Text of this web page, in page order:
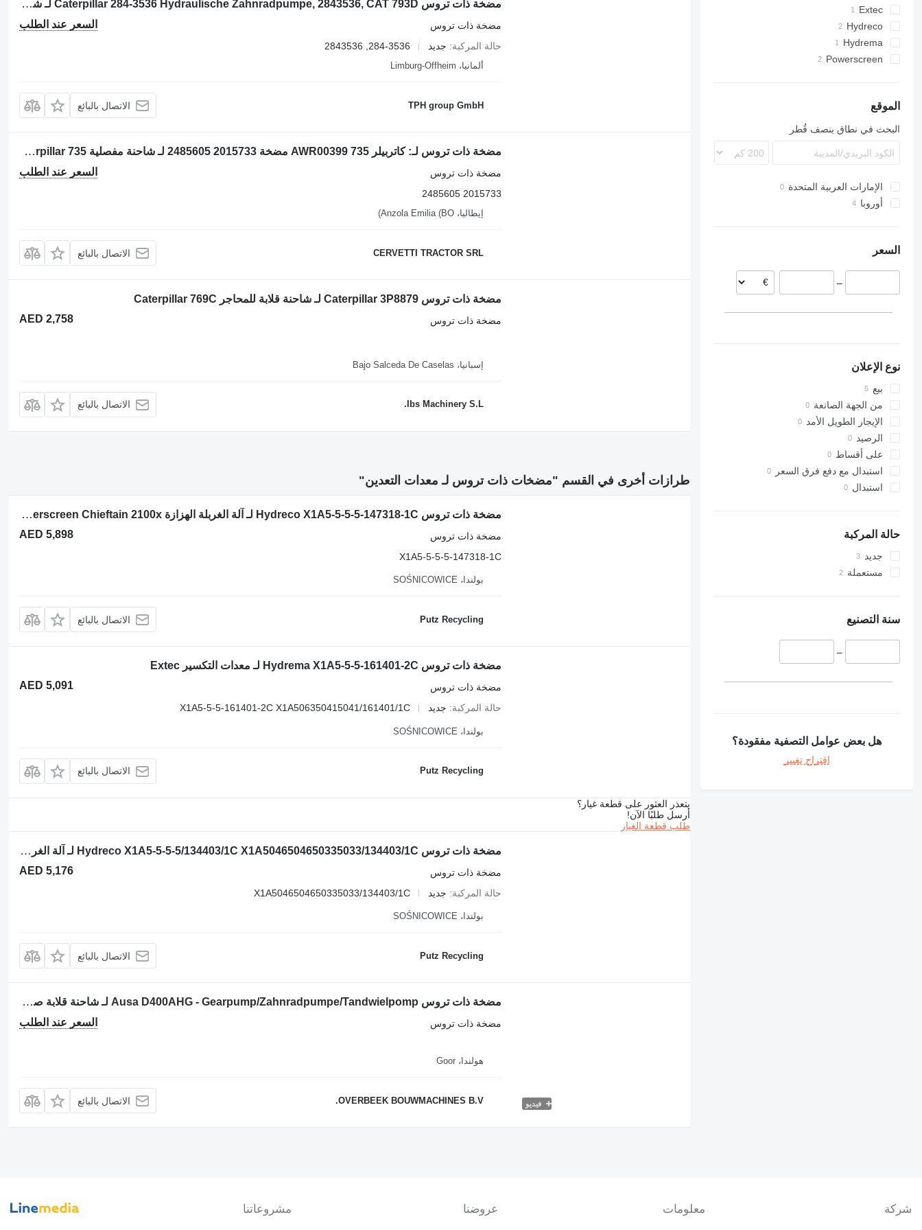
735
769
769C
Extec
Hydreco
Hydrema
Powerscreen
الموقع
البحث في نطاق بنصف قُطر
الإمارات العربية المتحدة
أوروبا
السعر
–
نوع الإعلان
بيع
من الجهة الصانعة
الإيجار الطويل الأمد
الرصيد
على أقساط
استبدال مع دفع فرق السعر
استبدال
حالة المركبة
جديد
مستعملة
سنة التصنيع
–
هل بعض عوامل التصفية مفقودة؟
اقتراح تغيير
مضخة ذات تروس Caterpillar 284-3536 Hydraulische Zahnradpumpe, 2843536, CAT 793D لـ شاحنة قلابة للمحاجر Caterpillar 793D
السعر عند الطلب
مضخة ذات تروس
حالة المركبة
جديد 284-3536, 2843536
ألمانيا، Limburg-Offheim
TPH group GmbH الاتصال بالبائع
مضخة ذات تروس لـ: كاتربيلر 735 AWR00399 مضخة 2015733 2485605 لـ شاحنة مفصلية Caterpillar 735
السعر عند الطلب
مضخة ذات تروس
2015733 2485605
إيطاليا، Anzola Emilia (BO)
CERVETTI TRACTOR SRL الاتصال بالبائع
مضخة ذات تروس Caterpillar 3P8879 لـ شاحنة قلابة للمحاجر Caterpillar 769C
AED 2,758
مضخة ذات تروس
إسبانيا، Bajo Salceda De Caselas
Ibs Machinery S.L. الاتصال بالبائع
طرازات أخرى في القسم "مضخات ذات تروس لـ معدات التعدين"
مضخة ذات تروس Hydreco X1A5-5-5-5-147318-1C لـ آلة الغربلة الهزازة Powerscreen Chieftain 2100x
AED 5,898
مضخة ذات تروس
X1A5-5-5-5-147318-1C
بولندا، SOŚNICOWICE
Putz Recycling الاتصال بالبائع
مضخة ذات تروس Hydrema X1A5-5-5-161401-2C لـ معدات التكسير Extec
AED 5,091
مضخة ذات تروس
حالة المركبة
جديد X1A5-5-5-161401-2C X1A506350415041/161401/1C
بولندا، SOŚNICOWICE
Putz Recycling الاتصال بالبائع
يتعذر العثور على قطعة غيار؟
أرسل طلبًا الآن!
طلب قطعة الغيار
مضخة ذات تروس Hydreco X1A5-5-5-5/134403/1C X1A5046504650335033/134403/1C لـ آلة الغربلة الهزازة Powerscreen Chiefitain
AED 5,176
مضخة ذات تروس
حالة المركبة
جديد X1A5046504650335033/134403/1C
بولندا، SOŚNICOWICE
Putz Recycling الاتصال بالبائع
فيديو
مضخة ذات تروس Ausa D400AHG - Gearpump/Zahnradpumpe/Tandwielpomp لـ شاحنة قلابة صغيرة
السعر عند الطلب مضخة ذات تروس
هولندا، Goor
OVERBEEK BOUWMACHINES B.V. الاتصال بالبائع
شركة معلومات عروضنا مشروعاتنا